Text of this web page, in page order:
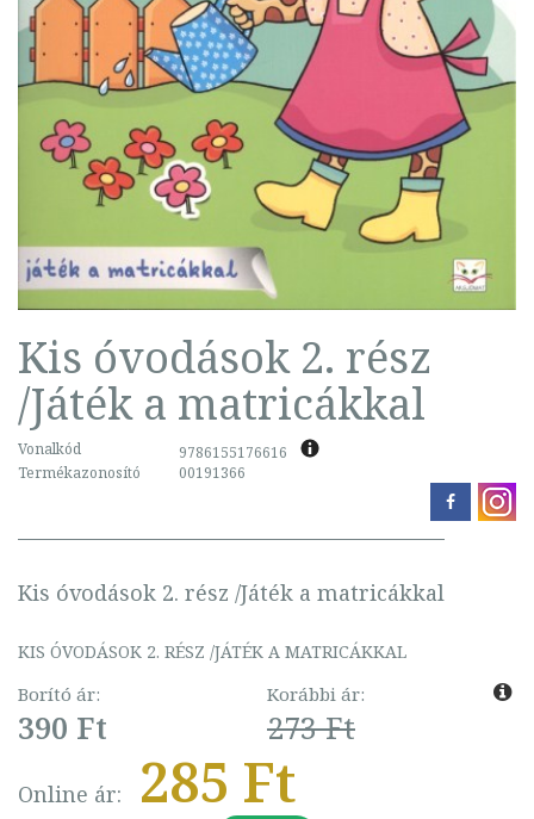
Kis óvodások 2. rész
/Játék a matricákkal
Vonalkód
9786155176616
Termékazonosító
00191366
Kis óvodások 2. rész /Játék a matricákkal
KIS ÓVODÁSOK 2. RÉSZ /JÁTÉK A MATRICÁKKAL
Borító ár:
390 Ft
Korábbi ár:
273 Ft
Online ár: 285 Ft